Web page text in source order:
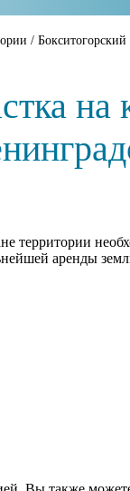
/ Бокситогорский
на
территории
аренды